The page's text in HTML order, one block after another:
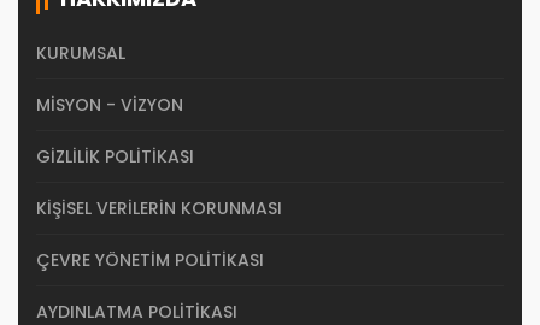
KURUMSAL
MISYON - VIZYON
GIZLILIK POLITIKASI
KIŞISEL VERILERIN KORUNMASI
ÇEVRE YÖNETIM POLITIKASI
AYDINLATMA POLITIKASI